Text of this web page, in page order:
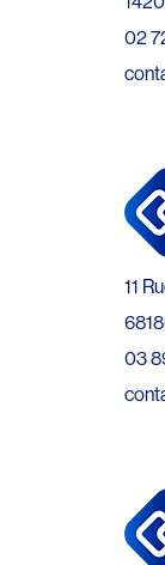
02
11
03